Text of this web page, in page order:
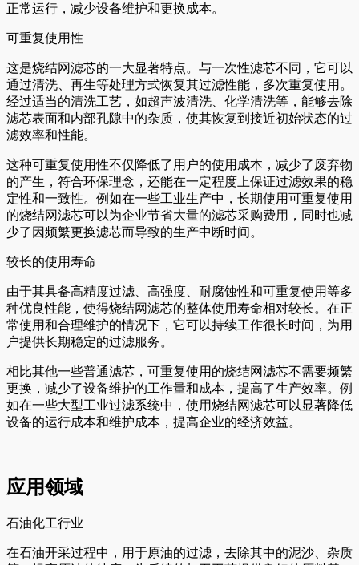
正常运行，减少设备维护和更换成本。
可重复使用性
这是烧结网滤芯的一大显著特点。与一次性滤芯不同，它可以
通过清洗、再生等处理方式恢复其过滤性能，多次重复使用。
经过适当的清洗工艺，如超声波清洗、化学清洗等，能够去除
滤芯表面和内部孔隙中的杂质，使其恢复到接近初始状态的过
滤效率和性能。
这种可重复使用性不仅降低了用户的使用成本，减少了废弃物
的产生，符合环保理念，还能在一定程度上保证过滤效果的稳
定性和一致性。例如在一些工业生产中，长期使用可重复使用
的烧结网滤芯可以为企业节省大量的滤芯采购费用，同时也减
少了因频繁更换滤芯而导致的生产中断时间。
较长的使用寿命
由于其具备高精度过滤、高强度、耐腐蚀性和可重复使用等多
种优良性能，使得烧结网滤芯的整体使用寿命相对较长。在正
常使用和合理维护的情况下，它可以持续工作很长时间，为用
户提供长期稳定的过滤服务。
相比其他一些普通滤芯，可重复使用的烧结网滤芯不需要频繁
更换，减少了设备维护的工作量和成本，提高了生产效率。例
如在一些大型工业过滤系统中，使用烧结网滤芯可以显著降低
设备的运行成本和维护成本，提高企业的经济效益。
应用领域
石油化工行业
在石油开采过程中，用于原油的过滤，去除其中的泥沙、杂质